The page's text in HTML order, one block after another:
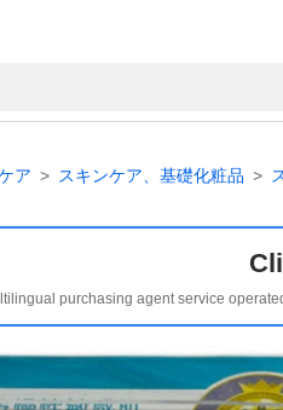
ア スキンケア、基礎化粧品
purchasing agent service